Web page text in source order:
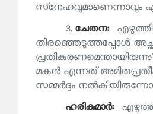
സ്‌നേഹവുമാണെന്നാവും
3. ചേതന:
തിരഞ്ഞെടുത്തപ്പോൾ
മകൻ എന്നത്
സമ്മർദ്ദം
ഹരികുമാര്‍: